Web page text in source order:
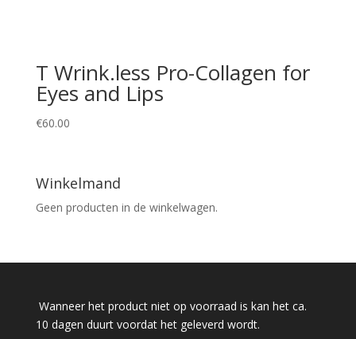
T Wrink.less Pro-Collagen for
Eyes and Lips
€60.00
Winkelmand
Geen producten in de winkelwagen.
Wanneer het product niet op voorraad is kan het ca.
10 dagen duurt voordat het geleverd wordt.